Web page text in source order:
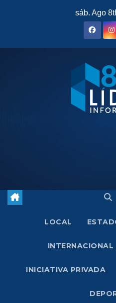
sáb. Ago
LOCAL
INTERNACIONAL
INICIATIVA PRIVADA